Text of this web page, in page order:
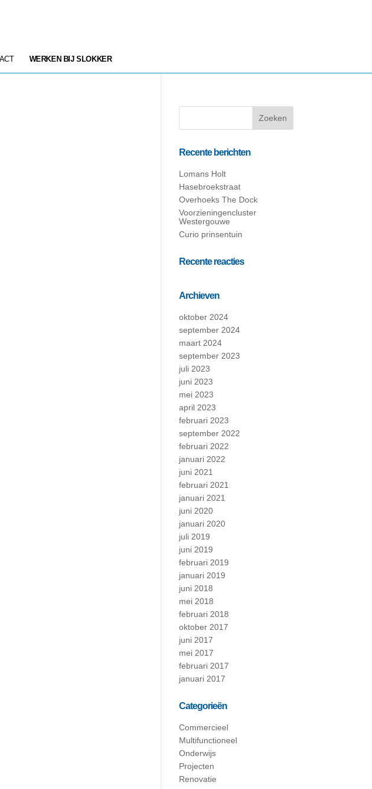
WERKEN BIJ SLOKKER
Recente berichten
Lomans Holt
Hasebroekstraat
Overhoeks The Dock
Voorzieningencluster
Westergouwe
Curio prinsentuin
Recente reacties
Archieven
oktober 2024
september 2024
maart 2024
september 2023
juli 2023
juni 2023
mei 2023
april 2023
februari 2023
september 2022
februari 2022
januari 2022
juni 2021
februari 2021
januari 2021
juni 2020
januari 2020
juli 2019
juni 2019
februari 2019
januari 2019
juni 2018
mei 2018
februari 2018
oktober 2017
juni 2017
mei 2017
februari 2017
januari 2017
Categorieën
Commercieel
Multifunctioneel
Onderwijs
Projecten
Renovatie